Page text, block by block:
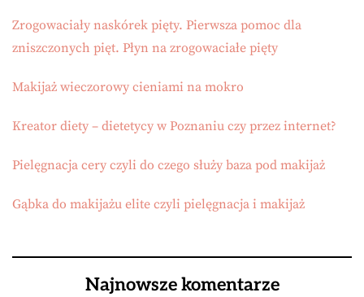
Zrogowaciały naskórek pięty. Pierwsza pomoc dla
zniszczonych pięt. Płyn na zrogowaciałe pięty
Makijaż wieczorowy cieniami na mokro
Kreator diety – dietetycy w Poznaniu czy przez internet?
Pielęgnacja cery czyli do czego służy baza pod makijaż
Gąbka do makijażu elite czyli pielęgnacja i makijaż
Najnowsze komentarze